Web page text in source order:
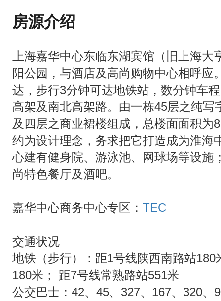
房源介绍
上海嘉华中心东临东湖宾馆（旧上海
阳公园，与酒店及高尚购物中心相呼应
达，步行3分钟可达地铁站，数分钟车
高架及南北高架路。由一栋45层之纯写
及四层之商业裙楼组成，总楼面面积为
约为设计理念，务求把它打造成为淮海
心建有健身院、游泳池、网球场等设施
尚特色餐厅及酒吧。
嘉华中心商务中心专区： TEC
交通状况
地铁（步行）：距1号线陕西南路站
180米； 距7号线常熟路站551米
公交巴士：42、45、327、167、320、